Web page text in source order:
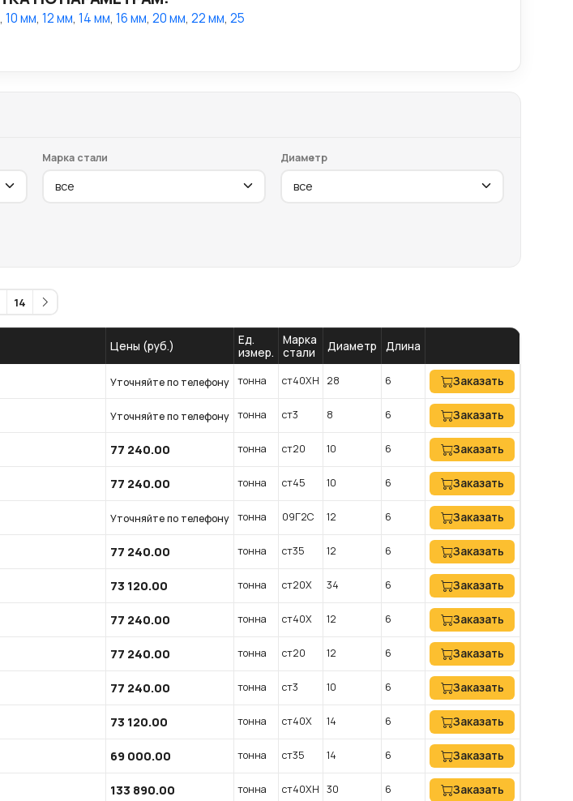
, 10 мм, 12 мм, 14 мм, 16 мм, 20 мм, 22 мм, 25
Марка стали Диаметр
14
Цены (руб.)
Ед.
измер.
Марка
стали
Диаметр Длина
Уточняйте по телефону тонна ст40ХН 28 6 Заказать
Уточняйте по телефону тонна ст3 8 6 Заказать
77 240.00 тонна ст20 10 6 Заказать
77 240.00 тонна ст45 10 6 Заказать
Уточняйте по телефону тонна 09Г2С 12 6 Заказать
77 240.00 тонна ст35 12 6 Заказать
73 120.00 тонна ст20Х 34 6 Заказать
77 240.00 тонна ст40Х 12 6 Заказать
77 240.00 тонна ст20 12 6 Заказать
77 240.00 тонна ст3 10 6 Заказать
73 120.00 тонна ст40Х 14 6 Заказать
69 000.00 тонна ст35 14 6 Заказать
133 890.00 тонна ст40ХН 30 6 Заказать